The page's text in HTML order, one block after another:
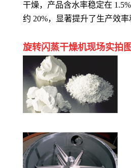
干燥，产品含水率稳定在
约 20%，显著提升了生产效
旋转闪蒸干燥机现场实拍图